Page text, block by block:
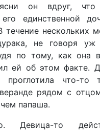
он вдруг, что
единственной
нескольких
не говоря
по тому, как она
ей об этом факте.
проглотила что-то
рядом с
папаша.
Девица-то